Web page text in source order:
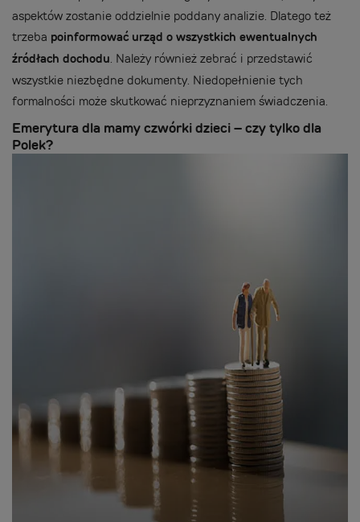
aspektów zostanie oddzielnie poddany analizie. Dlatego też
trzeba poinformować urząd o wszystkich ewentualnych
źródłach dochodu. Należy również zebrać i przedstawić
wszystkie niezbędne dokumenty. Niedopełnienie tych
formalności może skutkować nieprzyznaniem świadczenia.
Emerytura dla mamy czwórki dzieci – czy tylko dla
Polek?